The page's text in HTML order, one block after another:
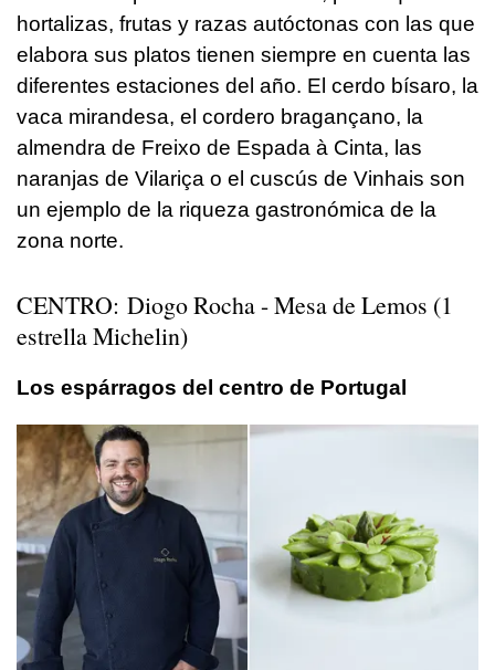
hortalizas, frutas y razas autóctonas con las que
elabora sus platos tienen siempre en cuenta las
diferentes estaciones del año. El cerdo bísaro, la
vaca mirandesa, el cordero bragançano, la
almendra de Freixo de Espada à Cinta, las
naranjas de Vilariça o el cuscús de Vinhais son
un ejemplo de la riqueza gastronómica de la
zona norte.
CENTRO: Diogo Rocha - Mesa de Lemos (1
estrella Michelin)
Los espárragos del centro de Portugal